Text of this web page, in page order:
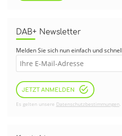
DAB+ Newsletter
Melden Sie sich nun einfach und
JETZT ANMELDEN
Es gelten unsere Datenschutzbestimmungen.